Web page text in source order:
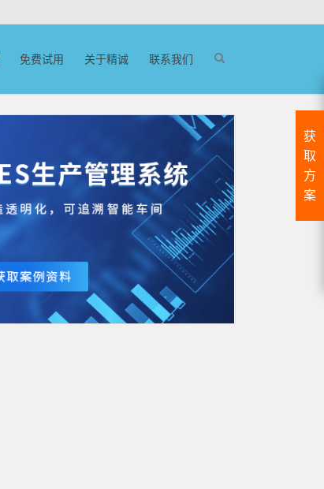
免费试用 关于精诚 联系我们
获
取
方
案